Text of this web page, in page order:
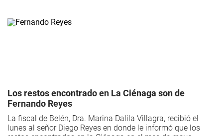
Los restos encontrado en La Ciénaga son de
Fernando Reyes
La fiscal de Belén, Dra. Marina Dalila Villagra, recibió el
lunes al señor Diego Reyes en donde le informó que los